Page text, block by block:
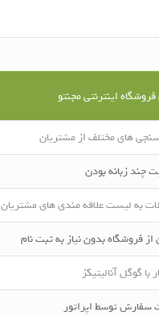
اینترنتی مجنتو
های مختلف از مشتریان
چند زبانه بودن
به لیست علاقه مندی های مشتریان
فروشگاه بدون نیاز به ثبت نام
با گوگل آنالیتیکز
سفارش توسط اپراتور